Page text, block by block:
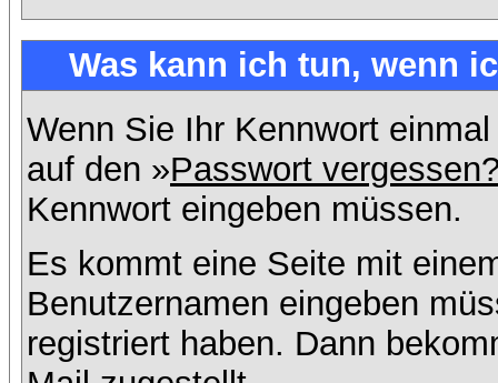
Was kann ich tun, wenn
Wenn Sie Ihr Kennwort
auf den »Passwort
Kennwort eingeben müssen.
Es kommt eine Seite mit
Benutzernamen eingeben
registriert haben. Dann